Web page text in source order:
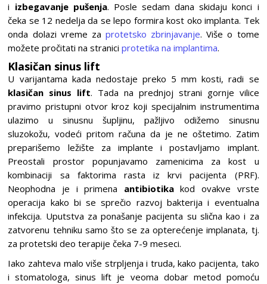
i izbegavanje pušenja. Posle sedam dana skidaju konci i
čeka se 12 nedelja da se lepo formira kost oko implanta. Tek
onda dolazi vreme za protetsko zbrinjavanje. Više o tome
možete pročitati na straniciprotetika na implantima.
Klasičan sinus lift
U varijantama kada nedostaje preko 5 mm kosti, radi se
klasičan sinus lift. Tada na prednjoj strani gornje vilice
pravimo pristupni otvor kroz koji specijalnim instrumentima
ulazimo u sinusnu šupljinu, pažljivo odižemo sinusnu
sluzokožu, vodeći pritom računa da je ne oštetimo. Zatim
preparišemo ležište za implante i postavljamo implant.
Preostali prostor popunjavamo zamenicima za kost u
kombinaciji sa faktorima rasta iz krvi pacijenta (PRF).
Neophodna je i primena antibiotikakod ovakve vrste
operacija kako bi se sprečio razvoj bakterija i eventualna
infekcija. Uputstva za ponašanje pacijenta su slična kao i za
zatvorenu tehniku samo što se za opterećenje implanata, tj.
za protetski deo terapije čeka 7-9 meseci.
Iako zahteva malo više strpljenja i truda, kako pacijenta, tako
i stomatologa, sinus lift je veoma dobar metod pomoću